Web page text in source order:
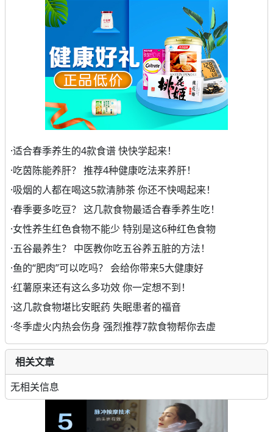
·适合春季养生的4款食谱 快快学起来！
·吃茵陈能养肝？ 推荐4种健康吃法来养肝！
·吸烟的人都在喝这5款清肺茶 你还不快喝起来！
·春季要多吃豆？ 这几款食物最适合春季养生吃！
·女性养生红色食物不能少 特别是这6种红色食物
·五谷最养生？ 中医教你吃五谷养五脏的方法！
·鱼的“肥肉”可以吃吗？ 会给你带来5大健康好
·红薯原来还有这么多功效 你一定想不到！
·这几款食物堪比安眠药 失眠患者的福音
·冬季虚火内热会伤身 强烈推荐7款食物帮你去虚
相关文章
无相关信息